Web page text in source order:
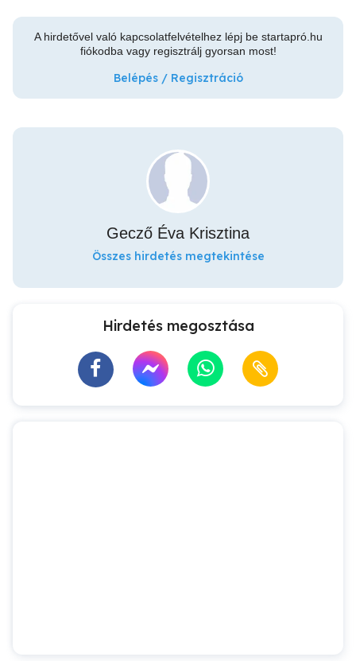
A hirdetővel való kapcsolatfelvételhez lépj be startapró.hu
fiókodba vagy regisztrálj gyorsan most!
Belépés / Regisztráció
Gecző Éva Krisztina
Összes hirdetés megtekintése
Hirdetés megosztása